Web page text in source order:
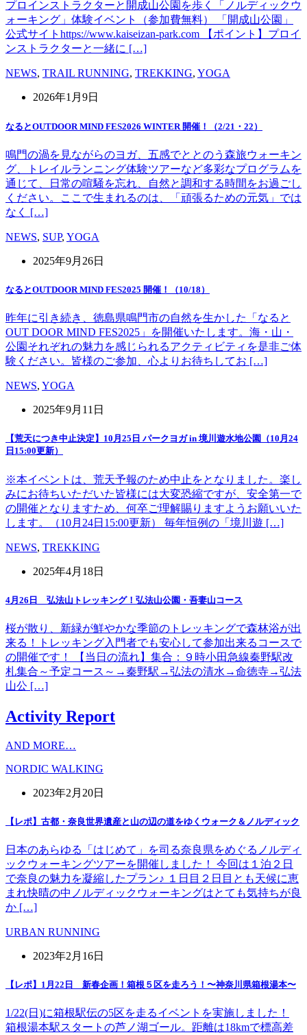
プロインストラクターと開成山公園を歩く「ノルディックウ
ォーキング」体験イベント（参加費無料） 「開成山公園」
公式サイトhttps://www.kaiseizan-park.com 【ポイント】プロイ
ンストラクターと一緒に […]
NEWS, TRAIL RUNNING, TREKKING, YOGA
2026年1月9日
なるとOUTDOOR MIND FES2026 WINTER 開催！（2/21・22）
鳴門の渦を見ながらのヨガ、五感でととのう森旅ウォーキン
グ、トレイルランニング体験ツアーなど多彩なプログラムを
通じて、日常の喧騒を忘れ、自然と調和する時間をお過ごし
ください。ここで生まれるのは、「頑張るための元気」では
なく […]
NEWS, SUP, YOGA
2025年9月26日
なるとOUTDOOR MIND FES2025 開催！（10/18）
昨年に引き続き、徳島県鳴門市の自然を生かした「なると
OUT DOOR MIND FES2025」を開催いたします。海・山・
公園それぞれの魅力を感じられるアクティビティを是非ご体
験ください。皆様のご参加、心よりお待ちしてお […]
NEWS, YOGA
2025年9月11日
【荒天につき中止決定】10月25日 パークヨガ in 境川遊水地公園（10月24
日15:00更新）
※本イベントは、荒天予報のため中止をとなりました。楽し
みにお待ちいただいた皆様には大変恐縮ですが、安全第一で
の開催となりますため、何卒ご理解賜りますようお願いいた
します。（10月24日15:00更新） 毎年恒例の「境川遊 […]
NEWS, TREKKING
2025年4月18日
4月26日 弘法山トレッキング！弘法山公園・吾妻山コース
桜が散り、新緑が鮮やかな季節のトレッキングで森林浴が出
来る！トレッキング入門者でも安心して参加出来るコースで
の開催です！ 【当日の流れ】集合：９時小田急線秦野駅改
札集合～予定コース～→秦野駅→弘法の清水→命徳寺→弘法
山公 […]
Activity Report
AND MORE…
NORDIC WALKING
2023年2月20日
【レポ】古都・奈良世界遺産と山の辺の道をゆくウォーク＆ノルディック
日本のあらゆる「はじめて」を司る奈良県をめぐるノルディ
ックウォーキングツアーを開催しました！ 今回は１泊２日
で奈良の魅力を凝縮したプラン♪ １日目２日目とも天候に恵
まれ快晴の中ノルディックウォーキングはとても気持ちが良
か […]
URBAN RUNNING
2023年2月16日
【レポ】1月22日 新春企画！箱根５区を走ろう！〜神奈川県箱根湯本〜
1/22(日)に箱根駅伝の5区を走るイベントを実施しました！
箱根湯本駅スタートの芦ノ湖ゴール。距離は18kmで標高差